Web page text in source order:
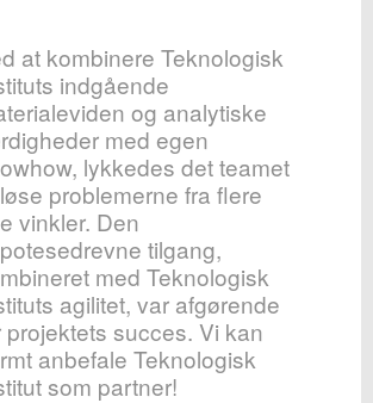
at kombinere Teknologisk
indgående
og analytiske
med egen
lykkedes det teamet
problemerne fra flere
vinkler. Den
tilgang,
med Teknologisk
agilitet, var afgørende
projektets succes. Vi kan
anbefale Teknologisk
som partner!